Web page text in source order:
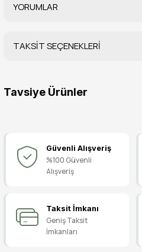
YORUMLAR
TAKSİT SEÇENEKLERİ
Tavsiye Ürünler
119,90 TL
Güvenli Alışveriş
%100 Güvenli
Alışveriş
Taksit İmkanı
Geniş Taksit
İmkanları